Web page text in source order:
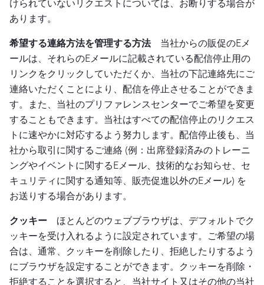
けられていないリクエストについては、お断りする場合が
あります。
希望する連絡方法を管理する方法当社からの販促のEメ
ールは、それらのEメールに記載されている配信停止用の
リンクをクリックしていただくか、当社の下記連絡先にご
連絡いただくことにより、配信を停止させることができま
す。また、当社のプリファレンスセンターでご希望を変更
することもできます。当社はすべての配信停止のリクエス
トに速やかに対応するよう努力します。配信停止後も、当
社から取引に関するご連絡 (例：出席登録済みのトレーニ
ングやイベントに関するEメール、技術的なお知らせ、セ
キュリティに関する通知等、販売促進以外のEメール) を
お送りする場合があります。
クッキー ほとんどのウェブブラウザは、デフォルトでク
ッキーを受け入れるように設定されています。ご希望の場
合は、通常、クッキーを削除したり、拒絶したりするよう
にブラウザを設定することができます。クッキーを削除・
拒絶することを選択すると、当社サイト又はその他の当社